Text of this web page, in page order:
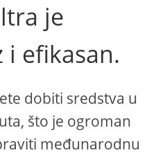
je
efikasan.
dobiti sredstva u
što je ogroman
međunarodnu